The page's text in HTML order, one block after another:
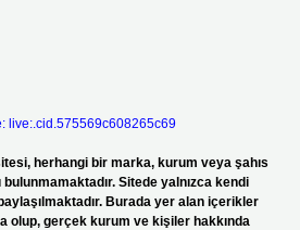
live:.cid.575569c608265c69
herhangi bir marka, kurum veya şahıs
Sitede yalnızca kendi
paylaşılmaktadır. Burada yer alan içerikler
olup, gerçek kurum ve kişiler hakkında